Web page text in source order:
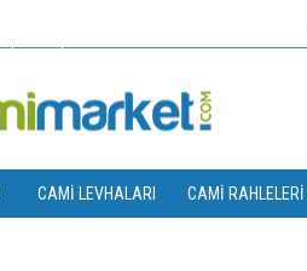
CAMI LEVHALARI CAMI RAHLELERI